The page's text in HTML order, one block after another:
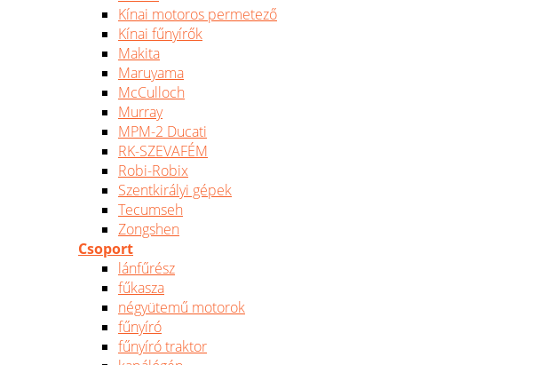
Kínai motoros permetező
Kínai fűnyírők
Makita
Maruyama
McCulloch
Murray
MPM-2 Ducati
RK-SZEVAFÉM
Robi-Robix
Szentkirályi gépek
Tecumseh
Zongshen
Csoport
lánfűrész
fűkasza
négyütemű motorok
fűnyíró
fűnyíró traktor